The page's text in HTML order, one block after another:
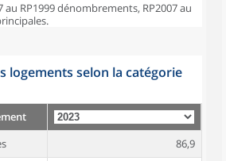
au RP1999 dénombrements, RP2007 au
logements selon la catégorie
86,9